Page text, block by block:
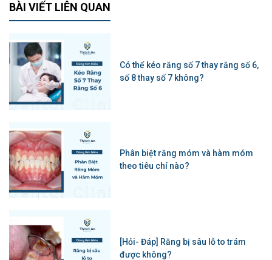
BÀI VIẾT LIÊN QUAN
Có thể kéo răng số 7 thay răng số 6,
số 8 thay số 7 không?
Phân biệt răng móm và hàm móm
theo tiêu chí nào?
[Hỏi- Đáp] Răng bị sâu lỗ to trám
được không?